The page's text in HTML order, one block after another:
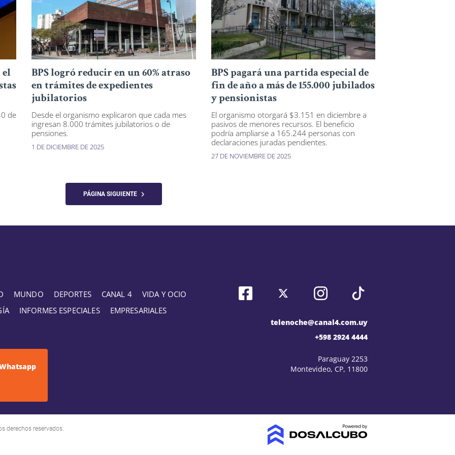
el
de
BPS logró reducir en un 60% atraso
en trámites de expedientes
jubilatorios
Desde el organismo explicaron que cada mes
ingresan 8.000 trámites jubilatorios o de
pensiones.
1 DE DICIEMBRE DE 2025
BPS pagará una partida especial de
fin de año a más de 155.000 jubilados
y pensionistas
El organismo otorgará $3.151 en diciembre a
pasivos de menores recursos. El beneficio
podría ampliarse a 165.244 personas con
declaraciones juradas pendientes.
27 DE NOVIEMBRE DE 2025
PÁGINA SIGUIENTE
MUNDO DEPORTES CANAL 4
VIDA Y OCIO
INFORMES ESPECIALES EMPRESARIALES
telenoche@canal4.com.uy
+598 2924 4444
Paraguay 2253
Montevideo, CP, 11800
derechos reservados.